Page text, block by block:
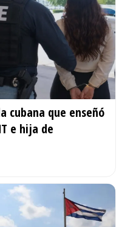
cubana que enseñó
e hija de